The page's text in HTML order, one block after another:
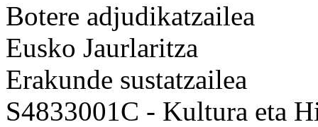
Botere adjudikatzailea
Eusko Jaurlaritza
Erakunde sustatzailea
S4833001C - Kultura eta